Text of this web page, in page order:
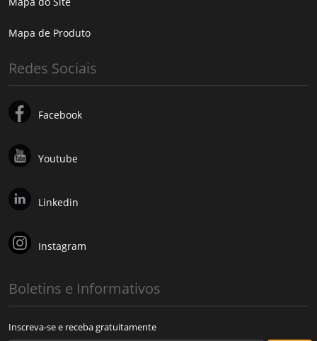
Mapa de Produto
Redes Sociais
Facebook
Youtube
Linkedin
Instagram
Boletins e Informativos
Inscreva-se e receba gratuitamente